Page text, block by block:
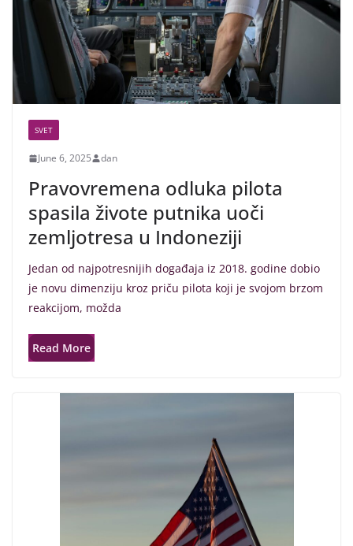
SVET
June 6, 2025 dan
Pravovremena odluka pilota
spasila živote putnika uoči
zemljotresa u Indoneziji
Jedan od najpotresnijih događaja iz 2018. godine dobio
je novu dimenziju kroz priču pilota koji je svojom brzom
reakcijom, možda
Read More